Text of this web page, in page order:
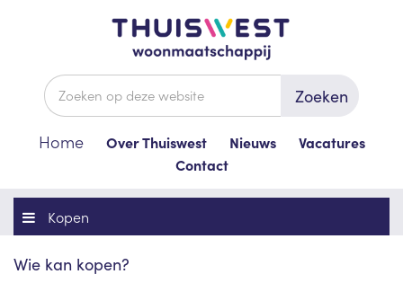
Zoeken
Home Over Thuiswest Nieuws
Vacatures
Contact
Kopen
Wie kan kopen?